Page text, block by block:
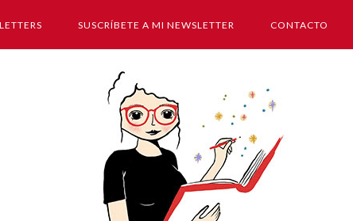
SUSCRÍBETE A MI NEWSLETTER CONTACTO